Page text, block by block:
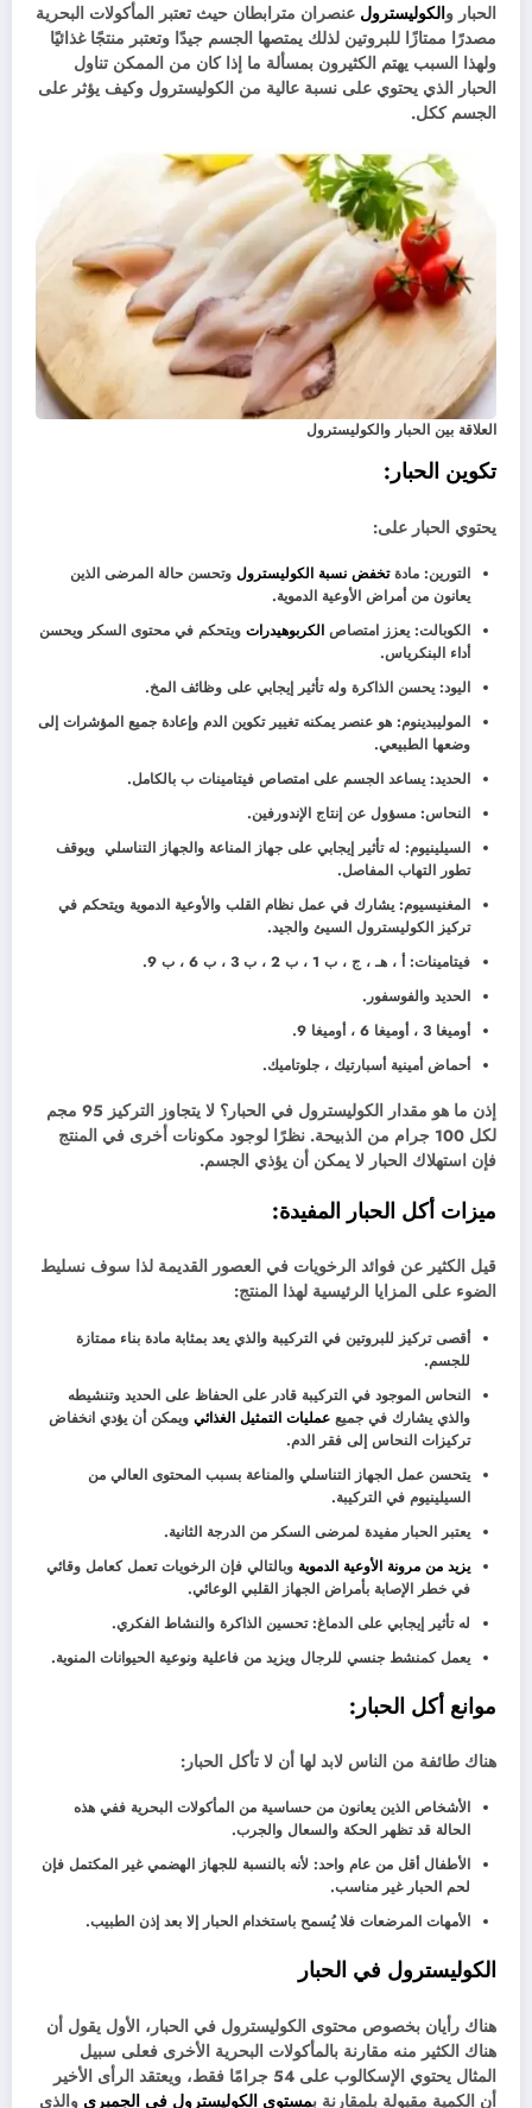
الحبار والكوليسترول عنصران مترابطان حيث تعتبر المأكولات البحرية
مصدرًا ممتازًا للبروتين لذلك يمتصها الجسم جيدًا وتعتبر منتجًا غذائيًا
ولهذا السبب يهتم الكثيرون بمسألة ما إذا كان من الممكن تناول
الحبار الذي يحتوي على نسبة عالية من الكوليسترول وكيف يؤثر على
الجسم ككل.
العلاقة بين الحبار والكوليسترول
تكوين الحبار:
يحتوي الحبار على:
التورين: مادةتخفض نسبة الكوليسترول وتحسن حالة المرضى الذين
يعانون من أمراض الأوعية الدموية.
الكوبالت: يعزز امتصاص الكربوهيدرات ويتحكم في محتوى السكر ويحسن
أداء البنكرياس.
اليود: يحسن الذاكرة وله تأثير إيجابي على وظائف المخ.
الموليبدينوم: هو عنصر يمكنه تغيير تكوين الدم وإعادة جميع المؤشرات إلى
وضعها الطبيعي.
الحديد: يساعد الجسم على امتصاص فيتامينات ب بالكامل.
النحاس: مسؤول عن إنتاج الإندورفين.
السيلينيوم: له تأثير إيجابي على جهاز المناعة والجهاز التناسلي ويوقف
تطور التهاب المفاصل.
المغنيسيوم: يشارك في عمل نظام القلب والأوعية الدموية ويتحكم في
تركيز الكوليسترول السيئ والجيد.
فيتامينات: أ ، هـ ، ج ، ب 1 ، ب 2 ، ب 3 ، ب 6 ، ب 9.
الحديد والفوسفور.
أوميغا 3 ، أوميغا 6 ، أوميغا 9.
أحماض أمينية أسبارتيك ، جلوتاميك.
إذن ما هو مقدار الكوليسترول في الحبار؟ لا يتجاوز التركيز 95 مجم
لكل 100 جرام من الذبيحة. نظرًا لوجود مكونات أخرى في المنتج
فإن استهلاك الحبار لا يمكن أن يؤذي الجسم.
ميزات أكل الحبار المفيدة:
قيل الكثير عن فوائد الرخويات في العصور القديمة لذا سوف نسليط
الضوء على المزايا الرئيسية لهذا المنتج:
أقصى تركيز للبروتين في التركيبة والذي يعد بمثابة مادة بناء ممتازة
للجسم.
النحاس الموجود في التركيبة قادر على الحفاظ على الحديد وتنشيطه
والذي يشارك في جميع عمليات التمثيل الغذائي ويمكن أن يؤدي انخفاض
تركيزات النحاس إلى فقر الدم.
يتحسن عمل الجهاز التناسلي والمناعة بسبب المحتوى العالي من
السيلينيوم في التركيبة.
يعتبر الحبار مفيدة لمرضى السكر من الدرجة الثانية.
يزيد من مرونة الأوعية الدموية وبالتالي فإن الرخويات تعمل كعامل وقائي
في خطر الإصابة بأمراض الجهاز القلبي الوعائي.
له تأثير إيجابي على الدماغ: تحسين الذاكرة والنشاط الفكري.
يعمل كمنشط جنسي للرجال ويزيد من فاعلية ونوعية الحيوانات المنوية.
موانع أكل الحبار:
هناك طائفة من الناس لابد لها أن لا تأكل الحبار:
الأشخاص الذين يعانون من حساسية من المأكولات البحرية ففي هذه
الحالة قد تظهر الحكة والسعال والجرب.
الأطفال أقل من عام واحد: لأنه بالنسبة للجهاز الهضمي غير المكتمل فإن
لحم الحبار غير مناسب.
الأمهات المرضعات فلا يُسمح باستخدام الحبار إلا بعد إذن الطبيب.
الكوليسترول في الحبار
هناك رأيان بخصوص محتوى الكوليسترول في الحبار، الأول يقول أن
هناك الكثير منه مقارنة بالمأكولات البحرية الأخرى فعلى سبيل
المثال يحتوي الإسكالوب على 54 جرامًا فقط، ويعتقد الرأى الأخير
أن الكمية مقبولة بلمقارنة بمستوى الكوليسترول في الجمبري والذي